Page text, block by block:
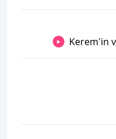
Kerem'in